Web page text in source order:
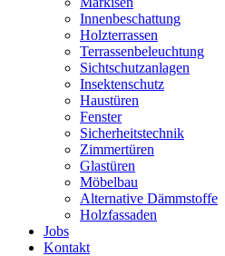
Innenbeschattung
Holzterrassen
Terrassenbeleuchtung
Sichtschutzanlagen
Insektenschutz
Haustüren
Fenster
Sicherheitstechnik
Zimmertüren
Glastüren
Möbelbau
Alternative Dämmstoffe
Holzfassaden
Jobs
Kontakt